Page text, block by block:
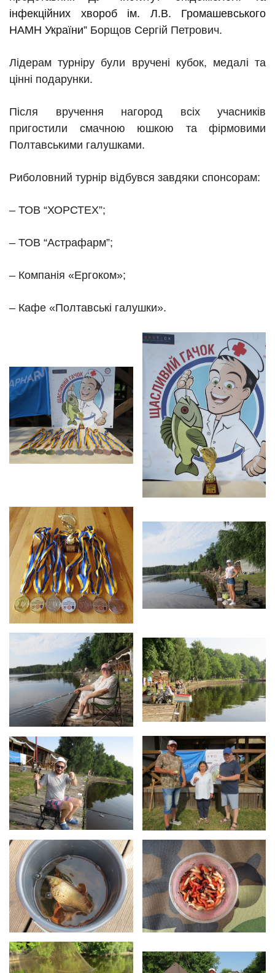
інфекційних хвороб ім. Л.В. Громашевського
НАМН України” Борщов Сергій Петрович.
Лідерам турніру були вручені кубок, медалі та
цінні подарунки.
Після вручення нагород всіх учасників
пригостили смачною юшкою та фірмовими
Полтавськими галушками.
Риболовний турнір відбувся завдяки спонсорам:
– ТОВ “ХОРСТЕХ”;
– ТОВ “Астрафарм”;
– Компанія «Ергоком»;
– Кафе «Полтавські галушки».